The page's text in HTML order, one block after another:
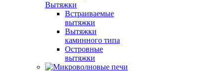
Вытяжки
Встраиваемые
вытяжки
Вытяжки
каминного типа
Островные
вытяжки